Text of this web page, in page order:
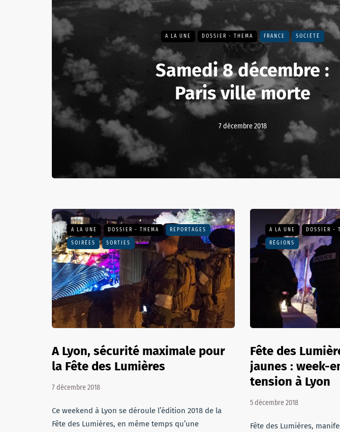
A LA UNE DOSSIER - THEMA FRANCE SOCIÉTÉ
Samedi 8 décembre :
Paris ville morte
7 décembre 2018
A LA UNE DOSSIER - THEMA REPORTAGES
SOIRÉES SORTIES
A Lyon, sécurité maximale pour
la Fête des Lumières
7 décembre 2018
Ce weekend à Lyon se déroule l’édition 2018 de la
Fête des Lumières, en même temps qu’une
A LA UNE DOSSIER -
RÉGIONS
Fête des
jaunes : week-
tension à Lyon
5 décembre 2018
Fête des Lumières,